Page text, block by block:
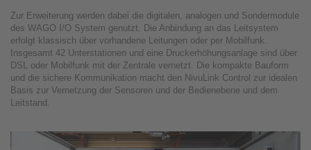
Zur Erweiterung werden dabei die digitalen, analogen und Sondermodule
des WAGO I/O System genutzt. Die Anbindung an das Leitsystem
erfolgt klassisch über vorhandene Leitungen oder per Mobilfunk.
Insgesamt 42 Unterstationen und eine Druckerhöhungsanlage sind über
DSL oder Mobilfunk mit der Zentrale vernetzt. Die kompakte Bauform
und die sichere Kommunikation macht den NivuLink Control zur idealen
Basis zur Vernetzung der Sensoren und der Bedienebene und dem
Leitstand.